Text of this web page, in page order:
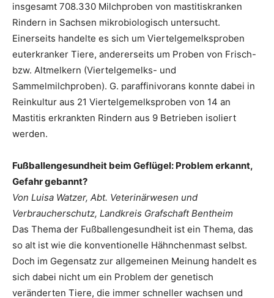
insgesamt 708.330 Milchproben von mastitiskranken
Rindern in Sachsen mikrobiologisch untersucht.
Einerseits handelte es sich um Viertelgemelksproben
euterkranker Tiere, andererseits um Proben von Frisch-
bzw. Altmelkern (Viertelgemelks- und
Sammelmilchproben). G. paraffinivorans konnte dabei in
Reinkultur aus 21 Viertelgemelksproben von 14 an
Mastitis erkrankten Rindern aus 9 Betrieben isoliert
werden.
Fußballengesundheit beim Geflügel: Problem erkannt,
Gefahr gebannt?
Von Luisa Watzer, Abt. Veterinärwesen und
Verbraucherschutz, Landkreis Grafschaft Bentheim
Das Thema der Fußballengesundheit ist ein Thema, das
so alt ist wie die konventionelle Hähnchenmast selbst.
Doch im Gegensatz zur allgemeinen Meinung handelt es
sich dabei nicht um ein Problem der genetisch
veränderten Tiere, die immer schneller wachsen und